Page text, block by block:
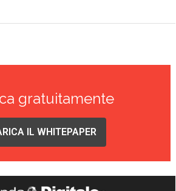
gratuitamente
IL WHITEPAPER